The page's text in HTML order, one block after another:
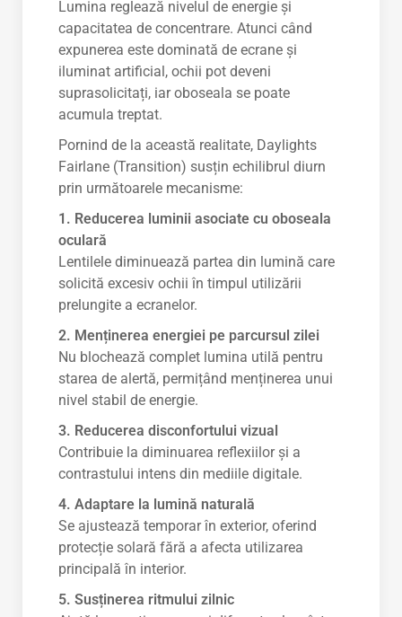
Lumina reglează nivelul de energie și
capacitatea de concentrare. Atunci când
expunerea este dominată de ecrane și
iluminat artificial, ochii pot deveni
suprasolicitați, iar oboseala se poate
acumula treptat.
Pornind de la această realitate, Daylights
Fairlane (Transition) susțin echilibrul diurn
prin următoarele mecanisme:
1. Reducerea luminii asociate cu oboseala
oculară
Lentilele diminuează partea din lumină care
solicită excesiv ochii în timpul utilizării
prelungite a ecranelor.
2. Menținerea energiei pe parcursul zilei
Nu blochează complet lumina utilă pentru
starea de alertă, permițând menținerea unui
nivel stabil de energie.
3. Reducerea disconfortului vizual
Contribuie la diminuarea reflexiilor și a
contrastului intens din mediile digitale.
4. Adaptare la lumină naturală
Se ajustează temporar în exterior, oferind
protecție solară fără a afecta utilizarea
principală în interior.
5. Susținerea ritmului zilnic